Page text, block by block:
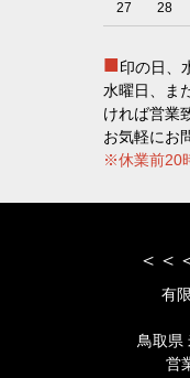
27 28
■印の日、
水曜日、ま
ければ営業
お気軽にお
※休業前20
＜＜
有
鳥取県
営